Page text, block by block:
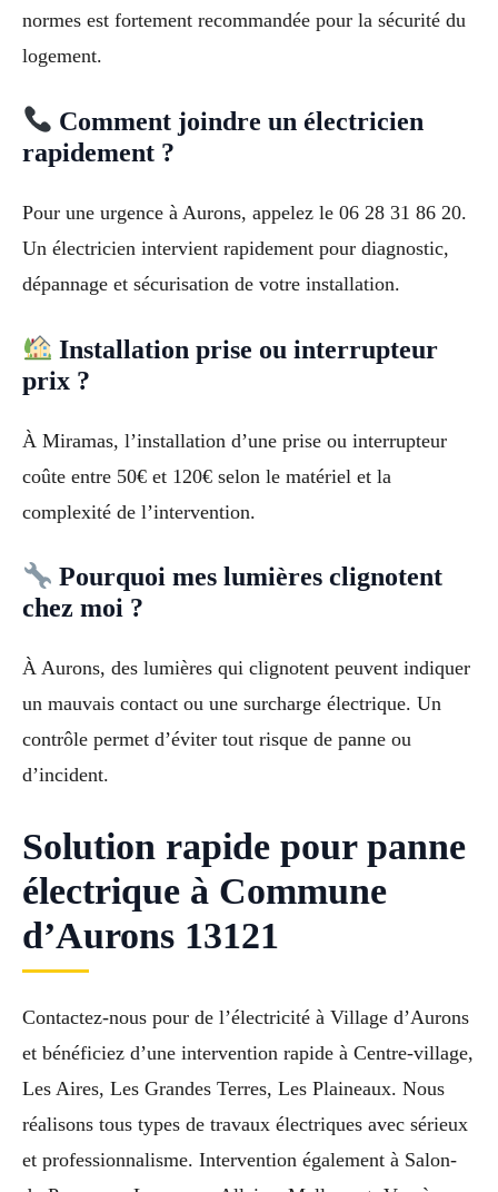
normes est fortement recommandée pour la sécurité du
logement.
Comment joindre un électricien
rapidement ?
Pour une urgence à Aurons, appelez le 06 28 31 86 20.
Un électricien intervient rapidement pour diagnostic,
dépannage et sécurisation de votre installation.
Installation prise ou interrupteur
prix ?
À Miramas, l’installation d’une prise ou interrupteur
coûte entre 50€ et 120€ selon le matériel et la
complexité de l’intervention.
Pourquoi mes lumières clignotent
chez moi ?
À Aurons, des lumières qui clignotent peuvent indiquer
un mauvais contact ou une surcharge électrique. Un
contrôle permet d’éviter tout risque de panne ou
d’incident.
Solution rapide pour panne
électrique à Commune
d’Aurons 13121
Contactez-nous pour de l’électricité à Village d’Aurons
et bénéficiez d’une intervention rapide à Centre-village,
Les Aires, Les Grandes Terres, Les Plaineaux. Nous
réalisons tous types de travaux électriques avec sérieux
et professionnalisme. Intervention également à Salon-